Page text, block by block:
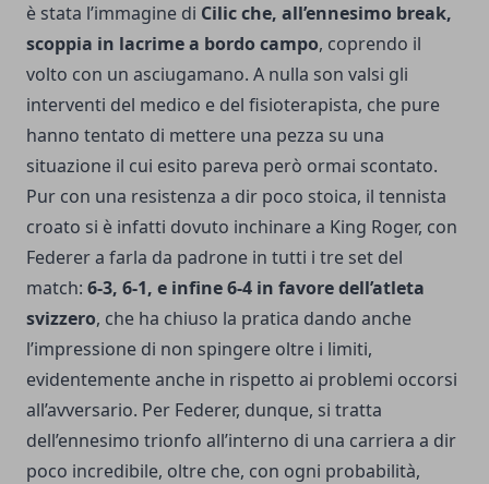
è stata l’immagine di Cilic che, all’ennesimo break,
scoppia in lacrime a bordo campo, coprendo il
volto con un asciugamano. A nulla son valsi gli
interventi del medico e del fisioterapista, che pure
hanno tentato di mettere una pezza su una
situazione il cui esito pareva però ormai scontato.
Pur con una resistenza a dir poco stoica, il tennista
croato si è infatti dovuto inchinare a King Roger, con
Federer a farla da padrone in tutti i tre set del
match: 6-3, 6-1, e infine 6-4 in favore dell’atleta
svizzero, che ha chiuso la pratica dando anche
l’impressione di non spingere oltre i limiti,
evidentemente anche in rispetto ai problemi occorsi
all’avversario. Per Federer, dunque, si tratta
dell’ennesimo trionfo all’interno di una carriera a dir
poco incredibile, oltre che, con ogni probabilità,